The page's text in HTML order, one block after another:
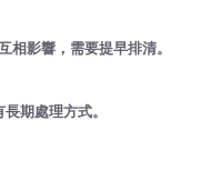
影響，需要提早排清。
期處理方式。